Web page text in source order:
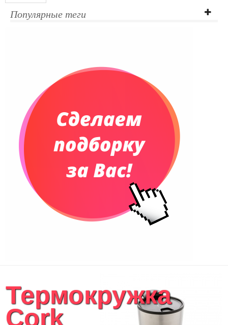
Датированные ежедневники
Планинги недатированные
Телефонные книжки
Сумки и Рюкзаки
Сумки для планшетов и ноутбуков
Рюкзаки
Конференц-сумки
Сумки для покупок промо
Несессеры и косметички
Сумки дорожные
Текстиль для ванной комнаты
Кухонные приспособления
Популярные теги
Термокружка
Cork